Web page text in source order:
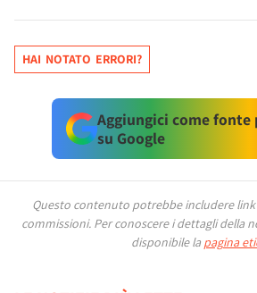
HAI NOTATO ERRORI?
Aggiungici come
su Google
Questo contenuto potrebbe includere
commissioni. Per conoscere i dettagli della
disponibile la pagina